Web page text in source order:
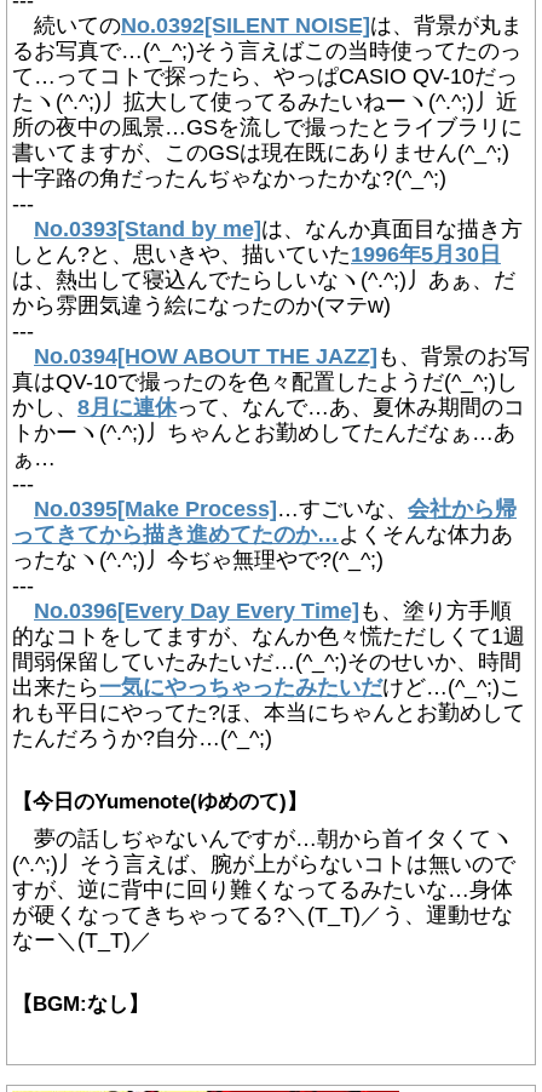
続いてのNo.0392[SILENT NOISE] は、背景が丸ま
るお写真で…(^_^;)そう言えばこの当時使ってたのっ
て…ってコトで探ったら、やっぱCASIO QV-10だっ
たヽ(^.^;)丿拡大して使ってるみたいねーヽ(^.^;)丿近
所の夜中の風景…GSを流しで撮ったとライブラリに
書いてますが、このGSは現在既にありません(^_^;)
十字路の角だったんぢゃなかったかな?(^_^;)
---
No.0393[Stand by me] は、なんか真面目な描き方
しとん?と、思いきや、描いていた1996年5月30日
は、熱出して寝込んでたらしいなヽ(^.^;)丿あぁ、だ
から雰囲気違う絵になったのか(マテw)
---
No.0394[HOW ABOUT THE JAZZ] も、背景のお写
真はQV-10で撮ったのを色々配置したようだ(^_^;)し
かし、 8月に連休って、なんで…あ、夏休み期間のコ
トかーヽ(^.^;)丿ちゃんとお勤めしてたんだなぁ…あ
ぁ…
---
No.0395[Make Process] …すごいな、 会社から帰
ってきてから描き進めてたのか… よくそんな体力あ
ったなヽ(^.^;)丿今ぢゃ無理やで?(^_^;)
---
No.0396[Every Day Every Time] も、塗り方手順
的なコトをしてますが、なんか色々慌ただしくて1週
間弱保留していたみたいだ…(^_^;)そのせいか、時間
出来たら一気にやっちゃったみたいだけど…(^_^;)こ
れも平日にやってた?ほ、本当にちゃんとお勤めして
たんだろうか?自分…(^_^;)
【今日のYumenote(ゆめのて)】
夢の話しぢゃないんですが…朝から首イタくてヽ
(^.^;)丿そう言えば、腕が上がらないコトは無いので
すが、逆に背中に回り難くなってるみたいな…身体
が硬くなってきちゃってる?＼(T_T)／う、運動せな
なー＼(T_T)／
【BGM:なし】